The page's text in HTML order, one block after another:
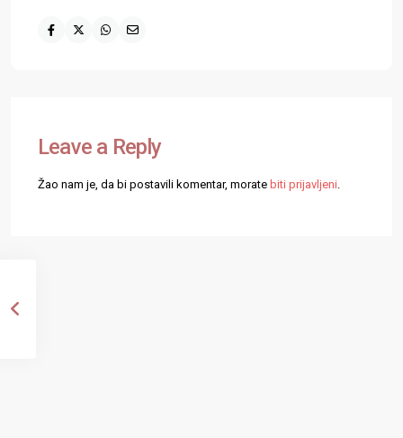
Leave a Reply
Žao nam je, da bi postavili komentar, morate biti prijavljeni.